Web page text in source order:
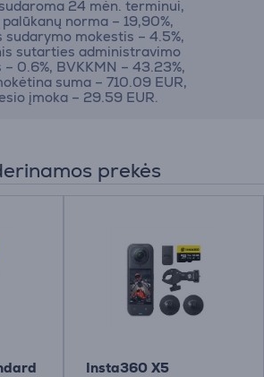
24 mėn. terminui,
norma – 19,90%,
mokestis – 4.5%,
sutarties administravimo
0.6%, BVKKMN – 43.23%,
suma – 710.09 EUR,
įmoka – 29.59 EUR.
prekės
Insta360 X5